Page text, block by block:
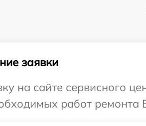
заявки
на сайте сервисного
работ ремонта